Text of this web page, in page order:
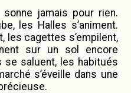
jamais pour rien.
les Halles s’animent.
les cagettes s’empilent,
sur un sol encore
se saluent, les habitués
s’éveille dans une